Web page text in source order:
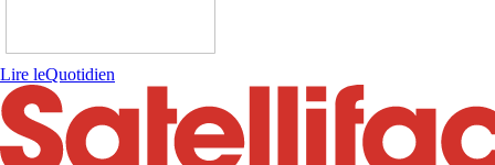
Lire leQuotidien